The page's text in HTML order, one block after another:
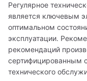
Регулярное
является ключевым
оптимальном
эксплуатации.
рекомендаций
сертифицированным
технического